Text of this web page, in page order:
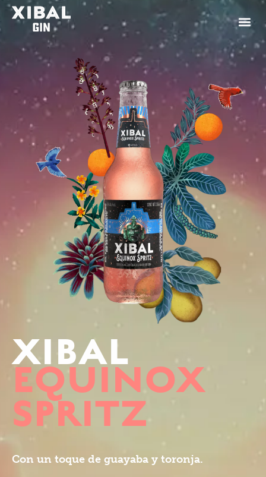
XIBAL
EQUINOX
SPRITZ
Con un toque de guayaba y toronja.